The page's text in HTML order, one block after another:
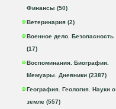
Финансы (50)
Ветеринария (2)
Военное дело. Безопасность
(17)
Воспоминания. Биографии.
Мемуары. Дневники (2387)
География. Геология. Науки о
земле (557)